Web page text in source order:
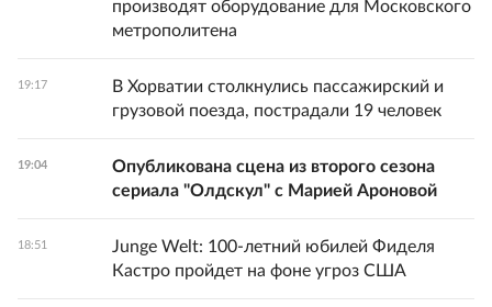
производят оборудование для Московского
метрополитена
19:17
В Хорватии столкнулись пассажирский и
грузовой поезда, пострадали 19 человек
19:04
Опубликована сцена из второго сезона
сериала "Олдскул" с Марией Ароновой
18:51
Junge Welt: 100-летний юбилей Фиделя
Кастро пройдет на фоне угроз США